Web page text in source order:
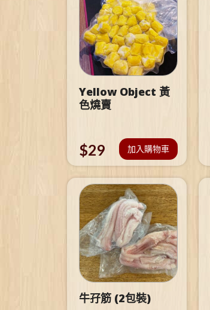
Yellow Object 黃
色燒賣
$29 加入購物車
牛孖筋 (2包裝)